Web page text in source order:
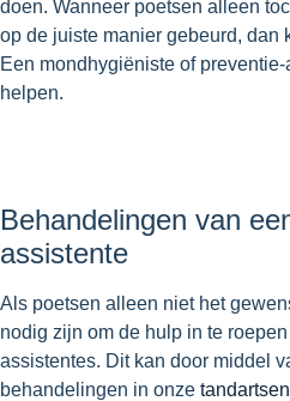
doen. Wanneer poetsen alleen
op de juiste manier gebeurd, dan
Een mondhygiëniste of
helpen.
Behandelingen van
assistente
Als poetsen alleen niet het
nodig zijn om de hulp in te
assistentes. Dit kan door middel
behandelingen in onze